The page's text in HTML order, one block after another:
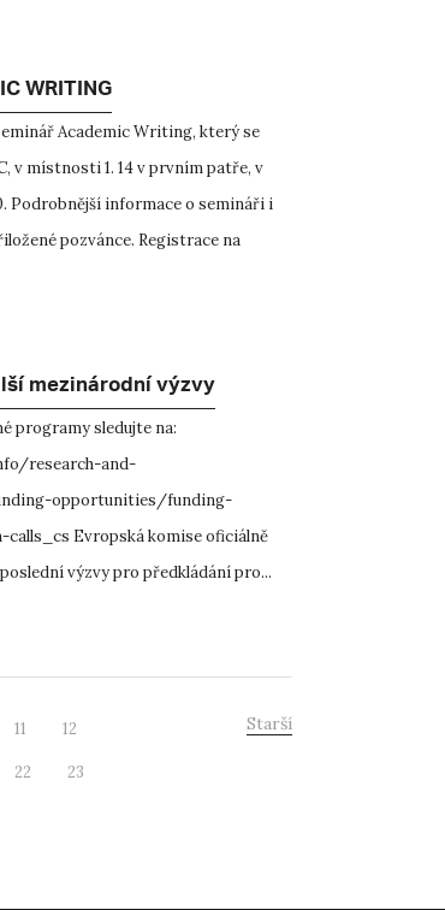
WRITING
Academic Writing, který se
v místnosti 1. 14 v prvním patře, v
Podrobnější informace o semináři i
pozvánce. Registrace na
mezinárodní výzvy
programy sledujte na:
research-and-
opportunities/funding-
Evropská komise oficiálně
poslední výzvy pro předkládání pro...
11 12
22 23
Starší